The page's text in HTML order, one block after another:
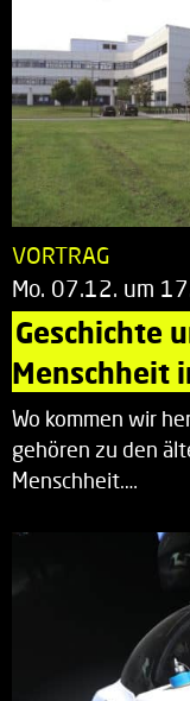
VORTRAG
Mo. 07.12. um
Geschichte
Menschheit
Wo kommen wir
gehören zu den
Menschheit.…